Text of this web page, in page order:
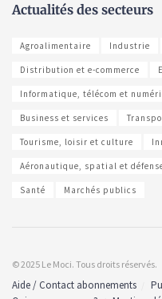
Actualités des secteurs
Agroalimentaire Industrie
Distribution et e-commerce
Informatique, télécom et
Business et services
Tourisme, loisir et culture
Aéronautique, spatial et
Santé Marchés publics
© 2025 Le Moci. Tous droits réservés.
Aide / Contact abonnements